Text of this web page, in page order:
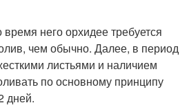
него орхидее требуется
чем обычно. Далее, в период
листьями и наличием
по основному принципу
дней.